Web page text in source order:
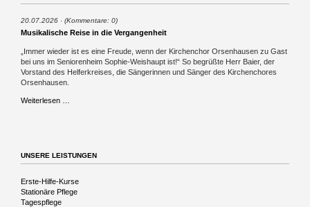
20.07.2026 (Kommentare: 0)
Musikalische Reise in die Vergangenheit
„Immer wieder ist es eine Freude, wenn der Kirchenchor Orsenhausen zu Gast
bei uns im Seniorenheim Sophie-Weishaupt ist!“ So begrüßte Herr Baier, der
Vorstand des Helferkreises, die Sängerinnen und Sänger des Kirchenchores
Orsenhausen.
Weiterlesen …
UNSERE LEISTUNGEN
Navigation
überspringen
Erste-Hilfe-Kurse
Stationäre Pflege
Tagespflege